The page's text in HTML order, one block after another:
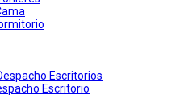
Escritorios
Escritorio